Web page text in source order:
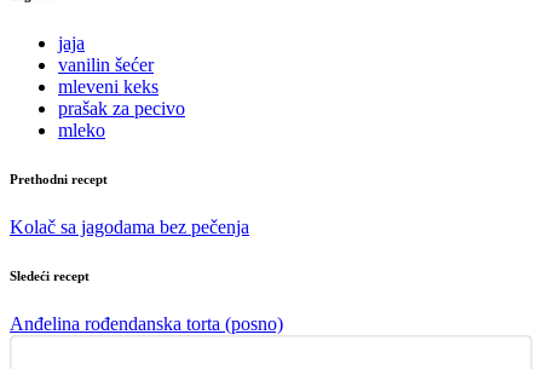
jaja
vanilin šećer
mleveni keks
prašak za pecivo
mleko
Prethodni recept
Kolač sa jagodama bez pečenja
Sledeći recept
Anđelina rođendanska torta (posno)